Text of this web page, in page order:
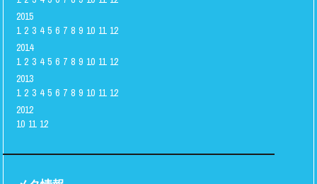
2015
1 2 3 4 5 6 7 8 9 10 11 12
2014
1 2 3 4 5 6 7 8 9 10 11 12
2013
1 2 3 4 5 6 7 8 9 10 11 12
2012
10 11 12